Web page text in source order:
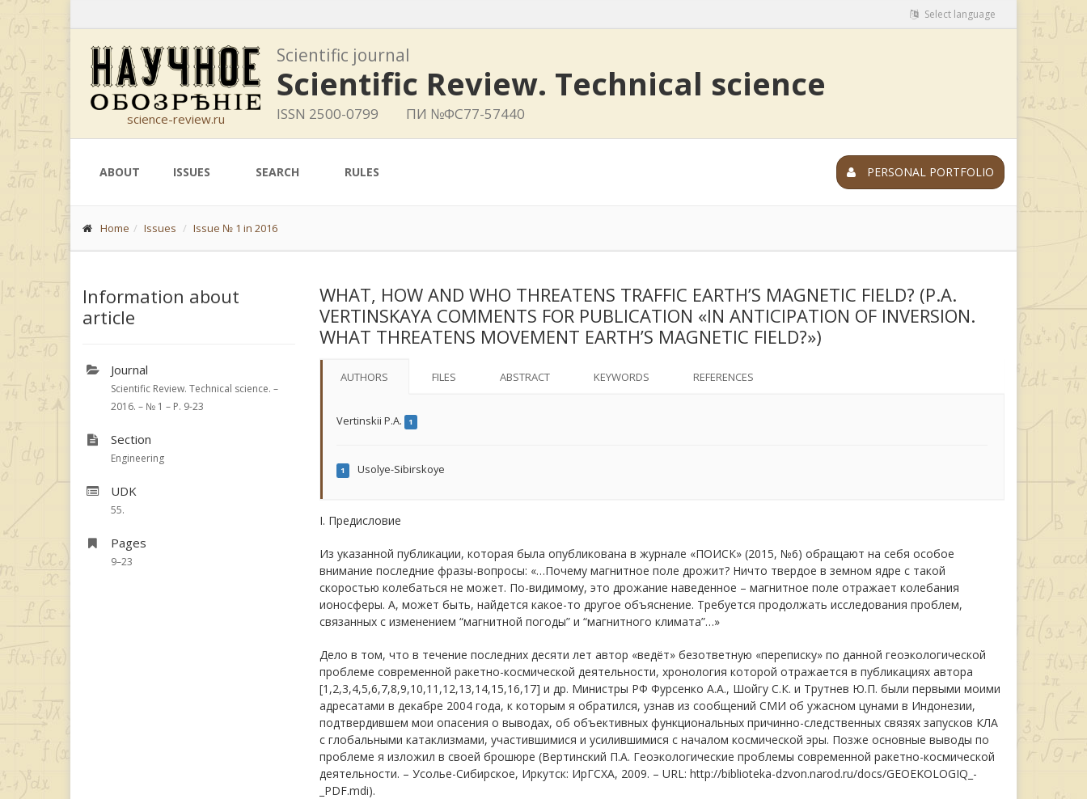
Select language
science-review.ru
Scientific journal
Scientific Review. Technical science
ISSN 2500-0799 ПИ №ФС77-57440
ABOUT ISSUES SEARCH RULES PERSONAL PORTFOLIO
Home Issues Issue № 1 in 2016
Information about
article
Journal
Scientific Review. Technical science. –
2016. – № 1 – P. 9-23
Section
Engineering
UDK
55.
Pages
9–23
WHAT, HOW AND WHO THREATENS TRAFFIC EARTH’S MAGNETIC FIELD? (P.A.
VERTINSKAYA COMMENTS FOR PUBLICATION «IN ANTICIPATION OF INVERSION.
WHAT THREATENS MOVEMENT EARTH’S MAGNETIC FIELD?»)
AUTHORS FILES ABSTRACT KEYWORDS REFERENCES
Vertinskii P.A. 1
1 Usolye-Sibirskoye
I. Предисловие
Из указанной публикации, которая была опубликована в журнале «ПОИСК» (2015, №6) обращают на себя особое
внимание последние фразы-вопросы: «…Почему магнитное поле дрожит? Ничто твердое в земном ядре с такой
скоростью колебаться не может. По-видимому, это дрожание наведенное – магнитное поле отражает колебания
ионосферы. А, может быть, найдется какое-то другое объяснение. Требуется продолжать исследования проблем,
связанных с изменением “магнитной погоды” и “магнитного климата”…»
Дело в том, что в течение последних десяти лет автор «ведёт» безответную «переписку» по данной геоэкологической
проблеме современной ракетно-космической деятельности, хронология которой отражается в публикациях автора
[1,2,3,4,5,6,7,8,9,10,11,12,13,14,15,16,17] и др. Министры РФ Фурсенко А.А., Шойгу С.К. и Трутнев Ю.П. были первыми моими
адресатами в декабре 2004 года, к которым я обратился, узнав из сообщений СМИ об ужасном цунами в Индонезии,
подтвердившем мои опасения о выводах, об объективных функциональных причинно-следственных связях запусков КЛА
с глобальными катаклизмами, участившимися и усилившимися с началом космической эры. Позже основные выводы по
проблеме я изложил в своей брошюре (Вертинский П.А. Геоэкологические проблемы современной ракетно-космической
деятельности. – Усолье-Сибирское, Иркутск: ИрГСХА, 2009. – URL: http://biblioteka-dzvon.narod.ru/docs/GEOEKOLOGIQ_-
_PDF.mdi).